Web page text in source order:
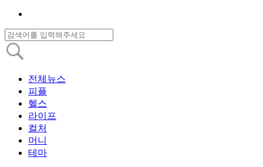
전체뉴스
피플
헬스
라이프
컬처
머니
테마